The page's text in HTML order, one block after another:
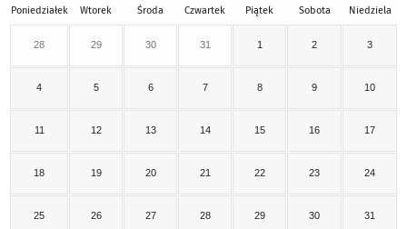
Poniedziałek Wtorek Środa Czwartek Piątek Sobota Niedziela
28 29 30 31 1 2 3
4 5 6 7 8 9 10
11 12 13 14 15 16 17
18 19 20 21 22 23 24
25 26 27 28 29 30 31